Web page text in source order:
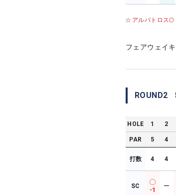
アルバトロス
フェアウェイ
ROUND2
HOLE 1 2
PAR 5 4
打数 4 4
SC
-1
ー